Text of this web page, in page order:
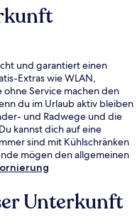
und garantiert einen
Extras wie WLAN,
ohne Service machen den
du im Urlaub aktiv bleiben
und Radwege und die
kannst dich auf eine
sind mit Kühlschränken
mögen den allgemeinen
Unterkunft